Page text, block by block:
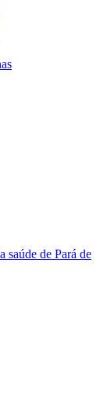
saúde de Pará de